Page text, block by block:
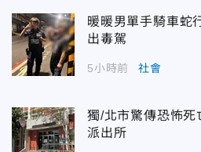
暖暖男單手騎車
出毒駕
5小時前 社會
獨/北市驚傳恐怖
派出所